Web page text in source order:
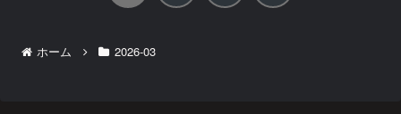
ホーム 2026-03